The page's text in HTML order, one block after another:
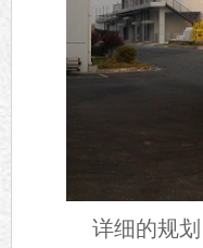
详细的规划